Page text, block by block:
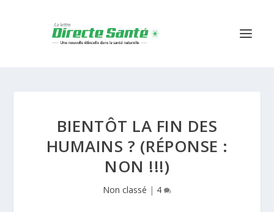
BIENTÔT LA FIN DES
HUMAINS ? (RÉPONSE :
NON !!!)
Non classé | 4